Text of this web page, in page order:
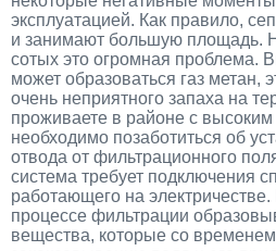
эксплуатацией. Как правило,
и занимают большую площадь.
сотых это огромная проблема.
может образоваться газ метан,
очень неприятного запаха на
проживаете в районе с
необходимо позаботиться об
отвода от фильтрационного
система требует подключения
работающего на
процессе фильтрации
вещества, которые со